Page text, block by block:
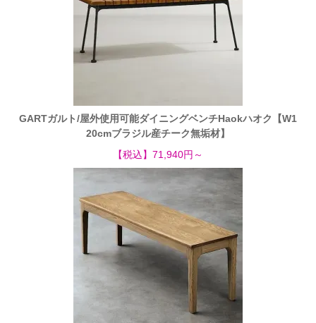
GARTガルト/屋外使用可能ダイニングベンチHaokハオク【W1
20cmブラジル産チーク無垢材】
【税込】71,940円～